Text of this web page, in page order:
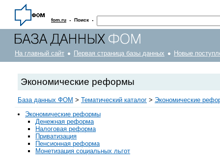
fom.ru · Поиск ·
На главный сайт Первая страница базы данных Новые
Экономические реформы
База данных ФОМ > Тематический каталог > Экономические
Экономические реформы
Денежная реформа
Налоговая реформа
Приватизация
Пенсионная реформа
Монетизация социальных льгот